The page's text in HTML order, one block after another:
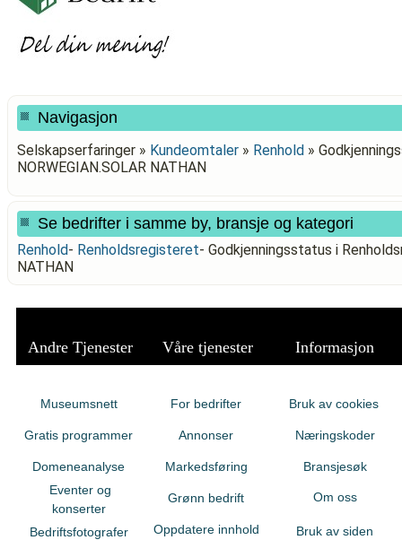
Navigasjon
Selskapserfaringer » Kundeomtaler » Renhold »
NORWEGIAN.SOLAR NATHAN
Se bedrifter i samme by, bransje og kategori
Renhold- Renholdsregisteret- Godkjenningsstatus i
NATHAN
Andre Tjenester Våre tjenester Informasjon
Museumsnett
Gratis programmer
Domeneanalyse
Eventer og
konserter
Bedriftsfotografer
For bedrifter
Annonser
Markedsføring
Grønn bedrift
Oppdatere innhold
Bruk av cookies
Næringskoder
Bransjesøk
Om oss
Bruk av siden